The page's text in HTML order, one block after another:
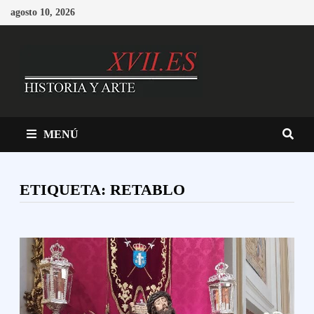
Saltar
al
agosto 10, 2026
MENÚ
ETIQUETA:RETABLO